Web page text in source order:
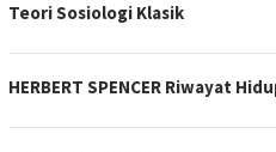
Teori Sosiologi Klasik
HERBERT SPENCER Riwayat